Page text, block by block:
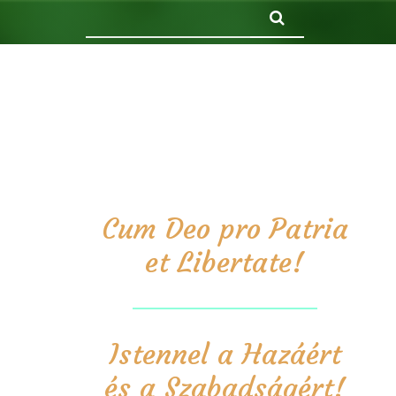
Cum Deo pro Patria
et Libertate!
Istennel a Hazáért
és a Szabadságért!